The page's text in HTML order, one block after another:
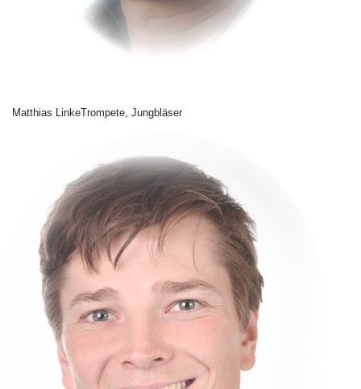
Matthias LinkeTrompete, Jungbläser